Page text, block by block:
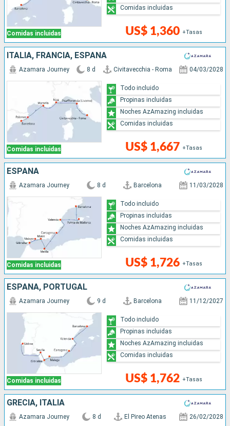
Comidas incluidas US$ 1,360 +Tasas
Comidas incluidas
ITALIA, FRANCIA, ESPAÑA
Comidas incluidas
Azamara Journey 8 d Civitavecchia - Roma 04/03/2028
US$ 1,667 +Tasas
Todo incluido
Propinas incluidas
Noches AzAmazing incluidas
Comidas incluidas
ESPAÑA
Comidas incluidas
Azamara Journey 8 d Barcelona 11/03/2028
US$ 1,726 +Tasas
Todo incluido
Propinas incluidas
Noches AzAmazing incluidas
Comidas incluidas
ESPAÑA, PORTUGAL
Comidas incluidas
Azamara Journey 9 d Barcelona 11/12/2027
US$ 1,762 +Tasas
Todo incluido
Propinas incluidas
Noches AzAmazing incluidas
Comidas incluidas
GRECIA, ITALIA
Azamara Journey 8 d El Pireo Atenas 26/02/2028